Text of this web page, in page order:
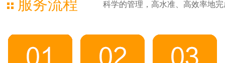
服务流程 科学的管理，高水准、高效率地